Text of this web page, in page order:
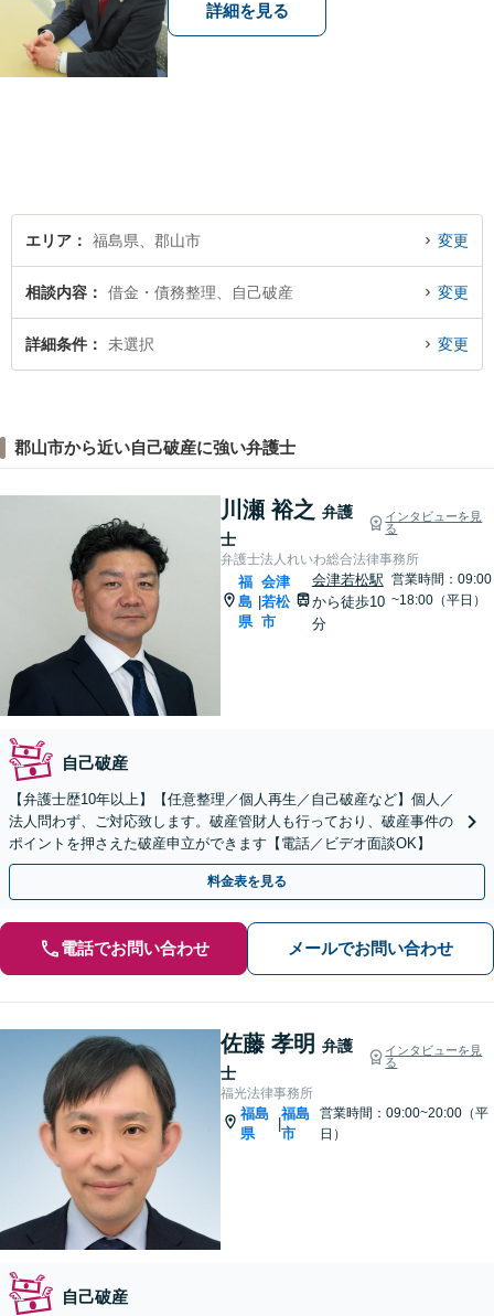
詳細を見る
エリア 福島県、郡山市 変更
相談内容 借金・債務整理、自己破産 変更
詳細条件 未選択 変更
郡山市から近い自己破産に強い弁護士
川瀬 裕之 弁護
士
インタビューを見
る
弁護士法人れいわ総合法律事務所
福
島
県
会津
若松
市
会津若松駅
から徒歩10
分
営業時間：09:00
~18:00（平日）
自己破産
【弁護士歴10年以上】【任意整理／個人再生／自己破産など】個人／
法人問わず、ご対応致します。破産管財人も行っており、破産事件の
ポイントを押さえた破産申立ができます【電話／ビデオ面談OK】
料金表を見る
電話でお問い合わせ メールでお問い合わせ
佐藤 孝明 弁護
士
インタビューを見
る
福光法律事務所
福島
県
|
福島
市
営業時間：09:00~20:00（平
日）
自己破産